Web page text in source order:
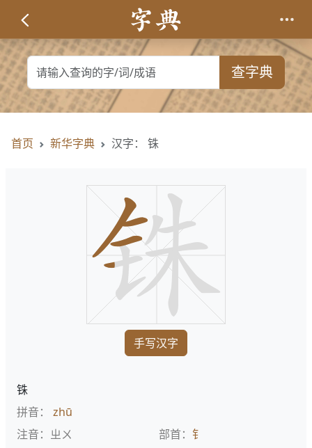
查字典
首页 新华字典 汉字： 铢
手写汉字
铢
拼音： zhū
注音：ㄓㄨ
部首： 钅